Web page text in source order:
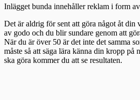
Inlägget bunda innehåller reklam i form
Det är aldrig för sent att göra något åt
av godo och du blir sundare genom att
När du är över 50 är det inte det samma
måste så att säga lära känna din kropp
ska göra kommer du att se resultaten.